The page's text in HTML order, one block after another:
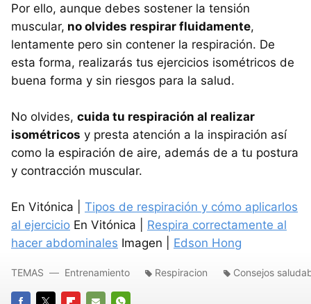
Por ello, aunque debes sostener la tensión
muscular, no olvides respirar fluidamente,
lentamente pero sin contener la respiración. De
esta forma, realizarás tus ejercicios isométricos de
buena forma y sin riesgos para la salud.
No olvides, cuida tu respiración al realizar
isométricos y presta atención a la inspiración así
como la espiración de aire, además de a tu postura
y contracción muscular.
En Vitónica | Tipos de respiración y cómo aplicarlos
al ejercicio En Vitónica | Respira correctamente al
hacer abdominales Imagen | Edson Hong
TEMAS Entrenamiento Respiracion Consejos